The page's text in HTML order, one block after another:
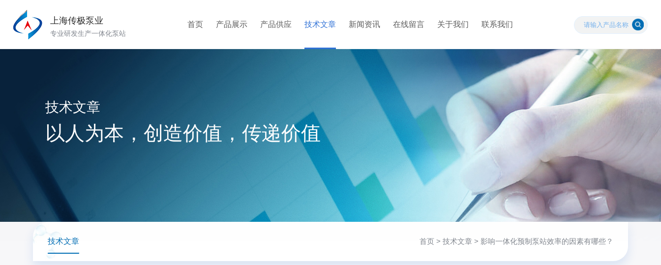
上海传极泵业
专业研发生产一体化泵站
首页 产品展示 产品供应 技术文章 新闻资讯 在线留言 关于我们 联系我们
技术文章
以人为本，创造价值，传递价值
首页> 技术文章 > 影响一体化预制泵站效率的因素有哪些？
技术文章